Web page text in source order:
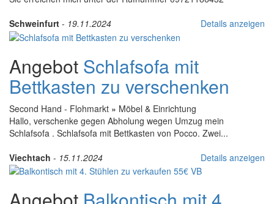
Schweinfurt - 19.11.2024 Details anzeigen
Angebot Schlafsofa mit
Bettkasten zu verschenken
Second Hand - Flohmarkt » Möbel & Einrichtung
Hallo, verschenke gegen Abholung wegen Umzug mein
Schlafsofa . Schlafsofa mit Bettkasten von Pocco. Zwei...
Viechtach - 15.11.2024 Details anzeigen